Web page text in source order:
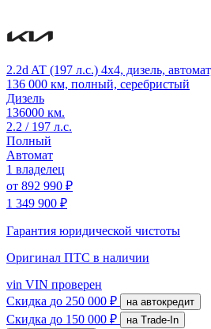
2.2d AT (197 л.с.) 4x4, дизель,
136 000 км, полный, серебристый
Дизель
136000 км.
2.2 / 197 л.с.
Полный
Автомат
1 владелец
от 892 990 ₽
1 349 900 ₽
Гарантия юридической чистоты
Оригинал ПТС в наличии
vin VIN проверен
Скидка до 250 000 ₽ на автокредит
Скидка до 150 000 ₽
на Trade-In